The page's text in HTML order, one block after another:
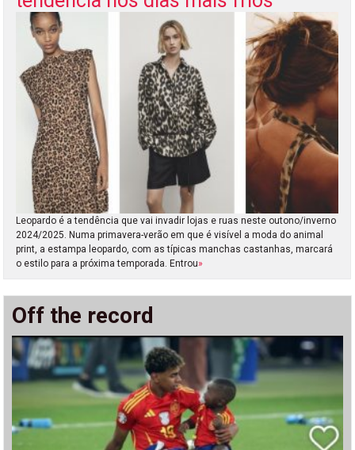
Leopardo é a tendência que vai invadir lojas e ruas neste outono/inverno
2024/2025. Numa primavera-verão em que é visível a moda do animal
print, a estampa leopardo, com as típicas manchas castanhas, marcará
o estilo para a próxima temporada. Entrou»
Off the record